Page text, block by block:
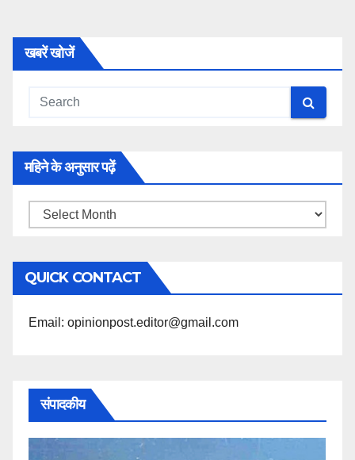
खबरें खोजें
महिने के अनुसार पढ़ें
महिने
अनुसार
पढ़ें
QUICK CONTACT
Email: opinionpost.editor@gmail.com
संपादकीय